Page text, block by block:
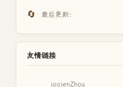
🔄 最后更新：
友情链接
joojenZhou